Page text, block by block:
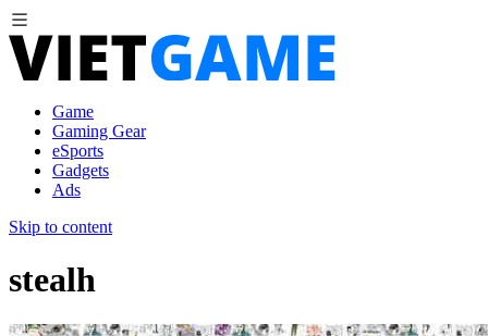
Game
Gaming Gear
eSports
Gadgets
Ads
Skip to content
stealh